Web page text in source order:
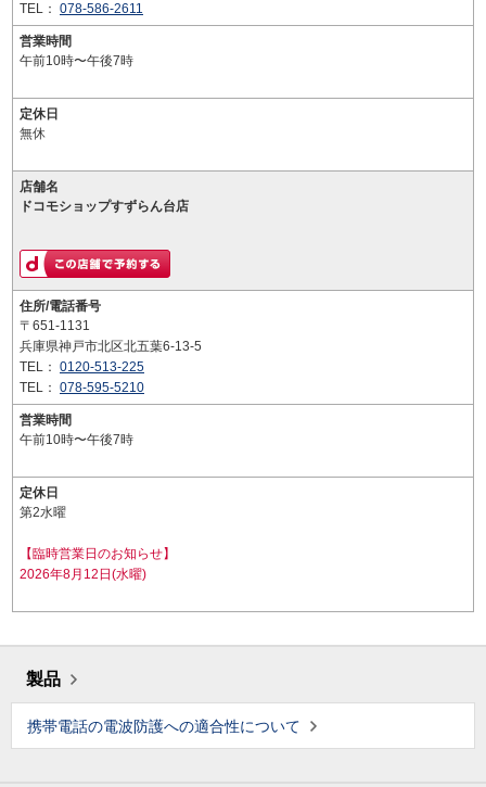
TEL： 078-586-2611
営業時間
午前10時〜午後7時
定休日
無休
店舗名
ドコモショップすずらん台店
住所/電話番号
〒651-1131
兵庫県神戸市北区北五葉6-13-5
TEL： 0120-513-225
TEL： 078-595-5210
営業時間
午前10時〜午後7時
定休日
第2水曜
【臨時営業日のお知らせ】
2026年8月12日(水曜)
製品
携帯電話の電波防護への適合性について